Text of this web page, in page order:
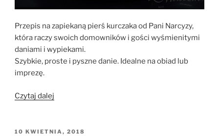
Przepis na zapiekaną pierś kurczaka od Pani Narcyzy,
która raczy swoich domowników i gości wyśmienitymi
daniami i wypiekami.
Szybkie, proste i pyszne danie. Idealne na obiad lub
imprezę.
Czytaj dalej
z
OPUBLIKOWANE
10 KWIETNIA, 2018